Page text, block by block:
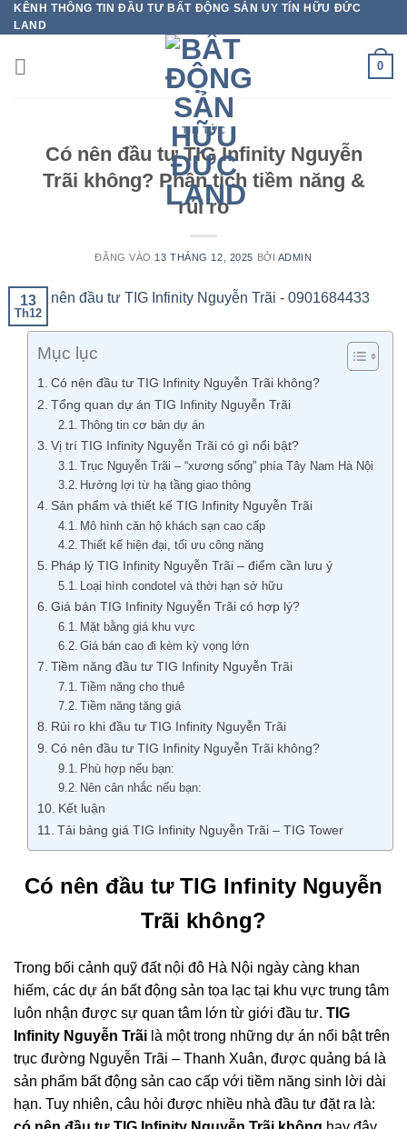
Bỏ
qua
nội
dung
KÊNH THÔNG TIN ĐẦU TƯ BẤT ĐỘNG SẢN UY TÍN HỮU ĐỨC
LAND
0
TIN TỨC
Có nên đầu tư TIG Infinity Nguyễn
Trãi không? Phân tích tiềm năng &
rủi ro
ĐĂNG VÀO 13 THÁNG 12, 2025 BỞI ADMIN
13
Th12
Mục lục
Có nên đầu tư TIG Infinity Nguyễn Trãi không?
Tổng quan dự án TIG Infinity Nguyễn Trãi
Thông tin cơ bản dự án
Vị trí TIG Infinity Nguyễn Trãi có gì nổi bật?
Trục Nguyễn Trãi – “xương sống” phía Tây Nam Hà Nội
Hưởng lợi từ hạ tầng giao thông
Sản phẩm và thiết kế TIG Infinity Nguyễn Trãi
Mô hình căn hộ khách sạn cao cấp
Thiết kế hiện đại, tối ưu công năng
Pháp lý TIG Infinity Nguyễn Trãi – điểm cần lưu ý
Loại hình condotel và thời hạn sở hữu
Giá bán TIG Infinity Nguyễn Trãi có hợp lý?
Mặt bằng giá khu vực
Giá bán cao đi kèm kỳ vọng lớn
Tiềm năng đầu tư TIG Infinity Nguyễn Trãi
Tiềm năng cho thuê
Tiềm năng tăng giá
Rủi ro khi đầu tư TIG Infinity Nguyễn Trãi
Có nên đầu tư TIG Infinity Nguyễn Trãi không?
Phù hợp nếu bạn:
Nên cân nhắc nếu bạn:
Kết luận
Tải bảng giá TIG Infinity Nguyễn Trãi – TIG Tower
Có nên đầu tư TIG Infinity Nguyễn
Trãi không?
Trong bối cảnh quỹ đất nội đô Hà Nội ngày càng khan
hiếm, các dự án bất động sản tọa lạc tại khu vực trung tâm
luôn nhận được sự quan tâm lớn từ giới đầu tư. TIG
Infinity Nguyễn Trãi là một trong những dự án nổi bật trên
trục đường Nguyễn Trãi – Thanh Xuân, được quảng bá là
sản phẩm bất động sản cao cấp với tiềm năng sinh lời dài
hạn. Tuy nhiên, câu hỏi được nhiều nhà đầu tư đặt ra là: